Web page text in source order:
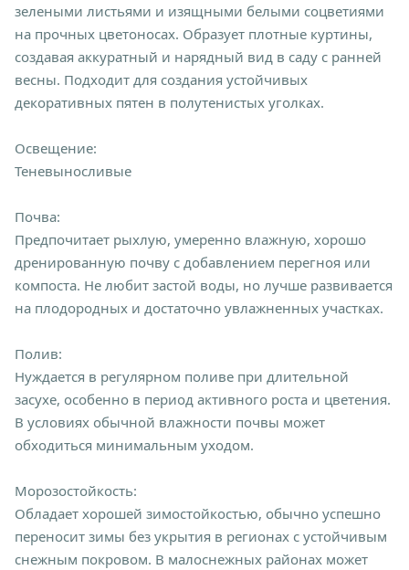
зелеными листьями и изящными белыми соцветиями
на прочных цветоносах. Образует плотные куртины,
создавая аккуратный и нарядный вид в саду с ранней
весны. Подходит для создания устойчивых
декоративных пятен в полутенистых уголках.
Освещение:
Теневыносливые
Почва:
Предпочитает рыхлую, умеренно влажную, хорошо
дренированную почву с добавлением перегноя или
компоста. Не любит застой воды, но лучше развивается
на плодородных и достаточно увлажненных участках.
Полив:
Нуждается в регулярном поливе при длительной
засухе, особенно в период активного роста и цветения.
В условиях обычной влажности почвы может
обходиться минимальным уходом.
Морозостойкость:
Обладает хорошей зимостойкостью, обычно успешно
переносит зимы без укрытия в регионах с устойчивым
снежным покровом. В малоснежных районах может